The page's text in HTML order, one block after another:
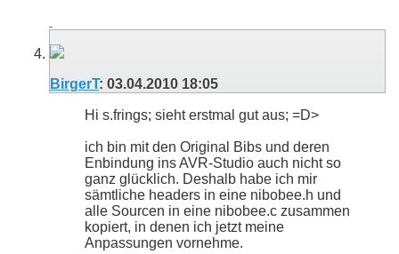
BirgerT: 03.04.2010 18:05
Hi s.frings; sieht erstmal gut aus; =D>
ich bin mit den Original Bibs und deren
Enbindung ins AVR-Studio auch nicht so
ganz glücklich. Deshalb habe ich mir
sämtliche headers in eine nibobee.h und
alle Sourcen in eine nibobee.c zusammen
kopiert, in denen ich jetzt meine
Anpassungen vornehme.